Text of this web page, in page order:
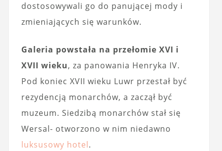
dostosowywali go do panującej mody i
zmieniających się warunków.
Galeria powstała na przełomie XVI i
XVII wieku, za panowania Henryka IV.
Pod koniec XVII wieku Luwr przestał być
rezydencją monarchów, a zaczął być
muzeum. Siedzibą monarchów stał się
Wersal- otworzono w nim niedawno
luksusowy hotel.